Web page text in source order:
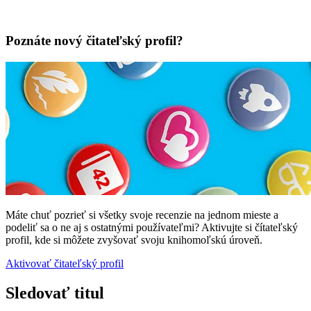
Poznáte nový čitateľský profil?
Máte chuť pozrieť si všetky svoje recenzie na jednom mieste a
podeliť sa o ne aj s ostatnými používateľmi? Aktivujte si čítateľský
profil, kde si môžete zvyšovať svoju knihomoľskú úroveň.
Aktivovať čitateľský profil
Sledovať titul